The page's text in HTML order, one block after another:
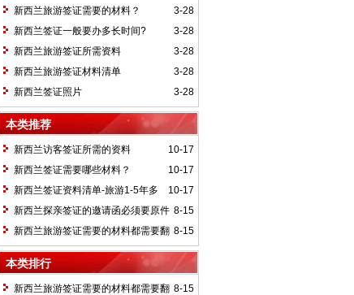
3-28
新西兰旅游签证需要的材料？
3-28
新西兰签证一般要办多长时间?
3-28
新西兰旅游签证所需资料
3-28
新西兰旅游签证材料清单
3-28
新西兰签证照片
本类推荐
10-17
新西兰访客签证所需的资料
10-17
新西兰签证需要哪些材料？
10-17
新西兰签证资料清单-旅游1-5年多
次-适用于在职/退休/无业人员
8-15
新西兰探亲签证的邀请函必须要原件
吗？
8-15
新西兰旅游签证需要的材料都需要翻
译成英文吗？
本类排行
8-15
新西兰旅游签证需要的材料都需要翻